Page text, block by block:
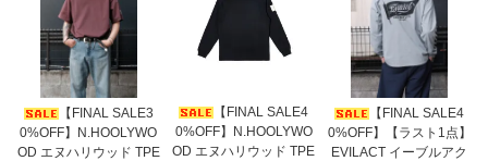
【FINAL SALE3
0%OFF】N.HOOLYWO
OD エヌハリウッド TPE
【FINAL SALE4
0%OFF】N.HOOLYWO
OD エヌハリウッド TPE
【FINAL SALE4
0%OFF】【ラスト1点】
EVILACT イーブルアク